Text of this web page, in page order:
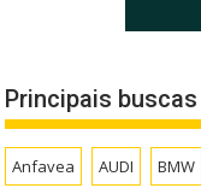
Principais buscas
Anfavea AUDI BMW